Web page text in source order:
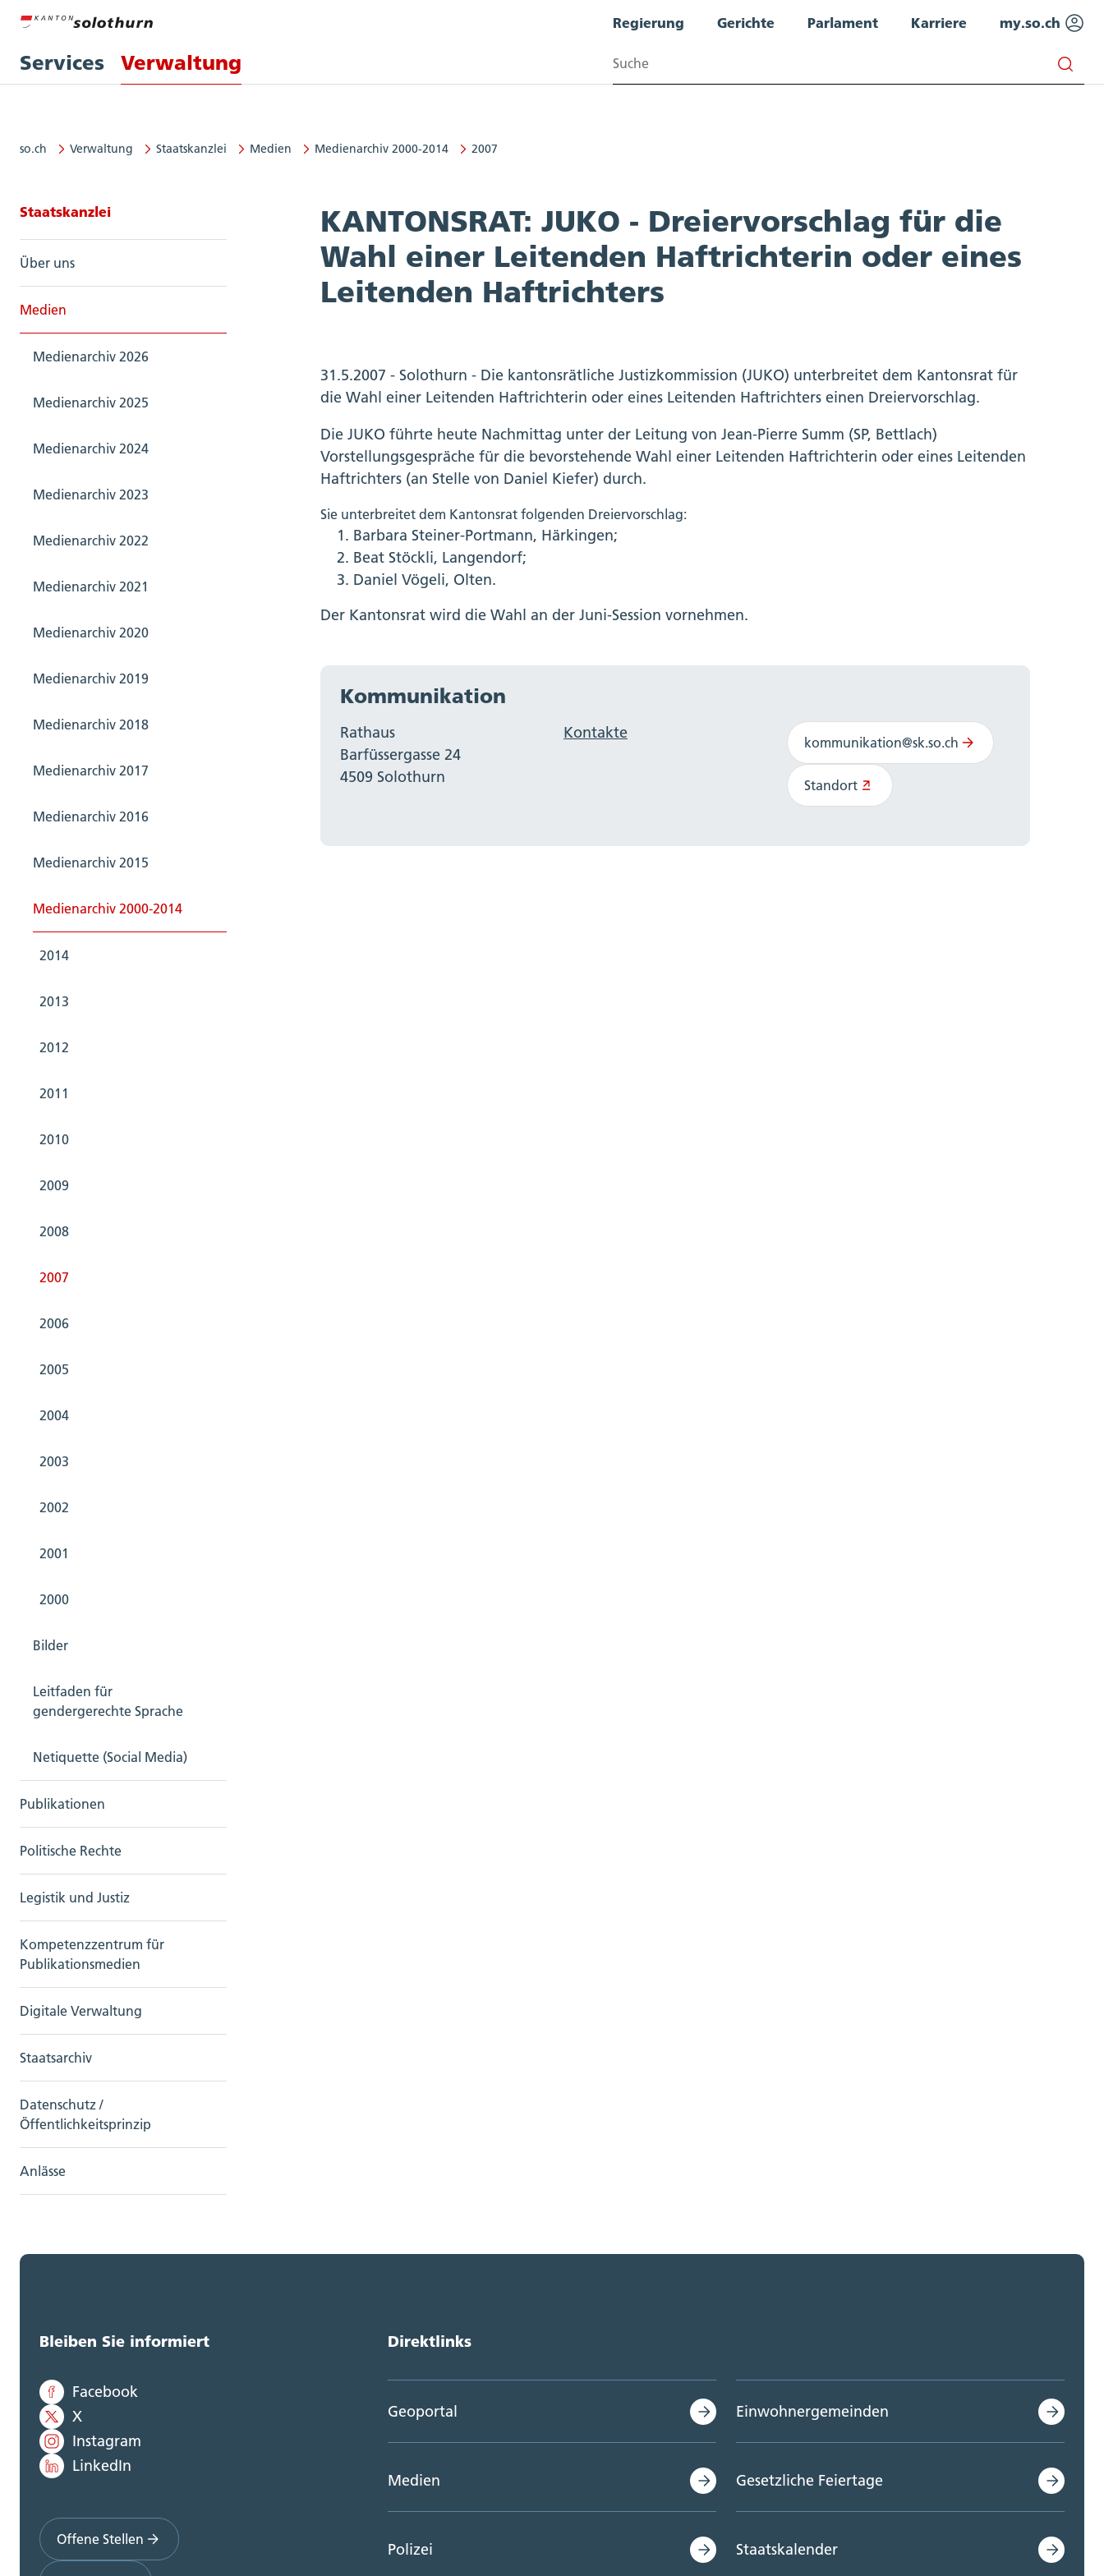
Services Verwaltung
Regierung Gerichte Parlament Karriere my.so.ch
Suchen
so.ch Verwaltung Staatskanzlei Medien Medienarchiv 2000-2014 2007
Seitennavigation: Staatskanzlei
Staatskanzlei
Über uns
Medien
Medienarchiv 2026
Medienarchiv 2025
Medienarchiv 2024
Medienarchiv 2023
Medienarchiv 2022
Medienarchiv 2021
Medienarchiv 2020
Medienarchiv 2019
Medienarchiv 2018
Medienarchiv 2017
Medienarchiv 2016
Medienarchiv 2015
Medienarchiv 2000-2014
2014
2013
2012
2011
2010
2009
2008
2007
2006
2005
2004
2003
2002
2001
2000
Bilder
Leitfaden für
gendergerechte Sprache
Netiquette (Social Media)
Publikationen
Politische Rechte
Legistik und Justiz
Kompetenzzentrum für
Publikationsmedien
Digitale Verwaltung
Staatsarchiv
Datenschutz /
Öffentlichkeitsprinzip
Anlässe
KANTONSRAT: JUKO - Dreiervorschlag für die
Wahl einer Leitenden Haftrichterin oder eines
Leitenden Haftrichters
31.5.2007 - Solothurn - Die kantonsrätliche Justizkommission (JUKO) unterbreitet dem Kantonsrat für
die Wahl einer Leitenden Haftrichterin oder eines Leitenden Haftrichters einen Dreiervorschlag.
Die JUKO führte heute Nachmittag unter der Leitung von Jean-Pierre Summ (SP, Bettlach)
Vorstellungsgespräche für die bevorstehende Wahl einer Leitenden Haftrichterin oder eines Leitenden
Haftrichters (an Stelle von Daniel Kiefer) durch.
Sie unterbreitet dem Kantonsrat folgenden Dreiervorschlag:
Barbara Steiner-Portmann, Härkingen;
Beat Stöckli, Langendorf;
Daniel Vögeli, Olten.
Der Kantonsrat wird die Wahl an der Juni-Session vornehmen.
Kommunikation
Rathaus
Barfüssergasse 24
4509 Solothurn
Kontakte
kommunikation@sk.so.ch
Standort
Bleiben Sie informiert
Facebook
X
Instagram
LinkedIn
Offene Stellen
Direktlinks
Geoportal
Medien
Polizei
Einwohnergemeinden
Gesetzliche Feiertage
Staatskalender